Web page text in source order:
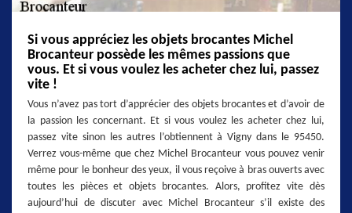
Si vous appréciez les objets brocantes Michel
Brocanteur possède les mêmes passions que
vous. Et si vous voulez les acheter chez lui, passez
vite !
Vous n’avez pas tort d’apprécier des objets brocantes et d’avoir de
la passion les concernant. Et si vous voulez les acheter chez lui,
passez vite sinon les autres l’obtiennent à Vigny dans le 95450.
Verrez vous-même que chez Michel Brocanteur vous pouvez venir
même pour le bonheur des yeux, il vous reçoive à bras ouverts avec
toutes les pièces et objets brocantes. Alors, profitez vite dès
aujourd’hui de discuter avec Michel Brocanteur s’il existe des